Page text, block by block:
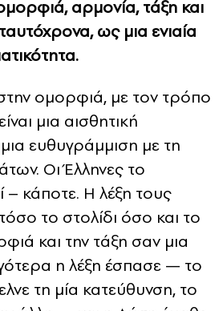
αρμονία, τάξη και
ως μια ενιαία
ομορφιά, με τον τρόπο
μια αισθητική
ευθυγράμμιση με τη
Οι Έλληνες το
– κάποτε. Η λέξη τους
το στολίδι όσο και το
και την τάξη σαν μια
η λέξη έσπασε — το
τη μία κατεύθυνση, το